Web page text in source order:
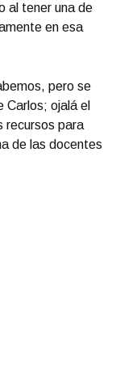
al tener una de
en esa
pero se
Carlos; ojalá el
recursos para
de las docentes